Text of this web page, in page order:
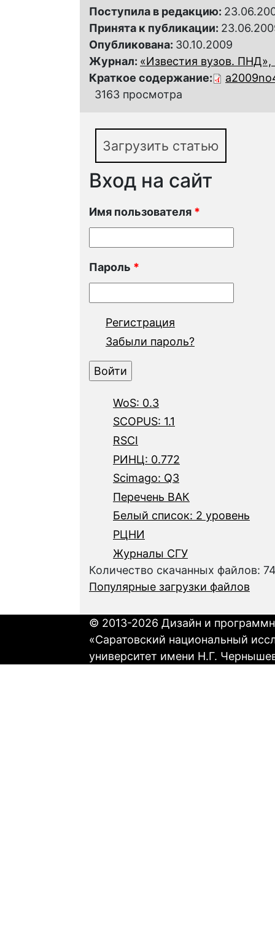
Поступила в редакцию:
Принята к публикации:
Опубликована: 30.10.2009
Журнал: «Известия вузов.
Краткое содержание:
3163 просмотра
Загрузить статью
Вход на сайт
Имя пользователя *
Пароль *
Регистрация
Забыли пароль?
WoS: 0.3
SCOPUS: 1.1
RSCI
РИНЦ: 0.772
Scimago: Q3
Перечень ВАК
Белый список: 2 уровень
РЦНИ
Журналы СГУ
Количество скачанных файлов:
Популярные загрузки файлов
© 2013-2026 Дизайн и
«Саратовский национальный
университет имени Н.Г.